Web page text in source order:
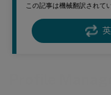
この記事は機械翻訳されて